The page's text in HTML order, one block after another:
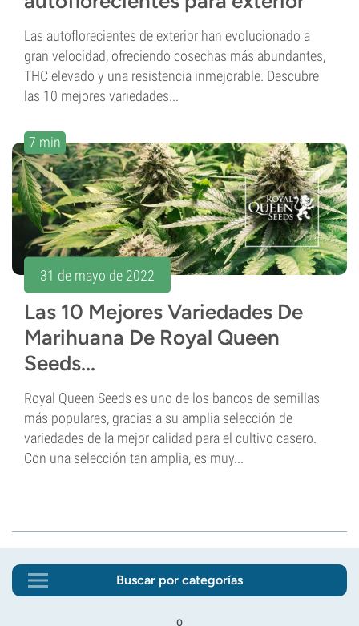
Las autoflorecientes de exterior han evolucionado a
gran velocidad, ofreciendo cosechas más abundantes,
THC elevado y una resistencia inmejorable. Descubre
las 10 mejores variedades...
7 min
31 de mayo de 2022
Las 10 Mejores Variedades De
Marihuana De Royal Queen
Seeds...
Royal Queen Seeds es uno de los bancos de semillas
más populares, gracias a su amplia selección de
variedades de la mejor calidad para el cultivo casero.
Con una selección tan amplia, es muy...
Buscar por categorías
o